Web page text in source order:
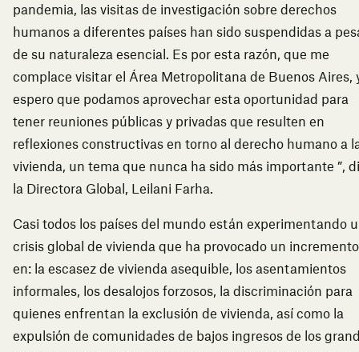
pandemia, las visitas de investigación sobre derechos
humanos a diferentes países han sido suspendidas a
de su naturaleza esencial. Es por esta razón, que me
complace visitar el Área Metropolitana de Buenos Aires,
espero que podamos aprovechar esta oportunidad para
tener reuniones públicas y privadas que resulten en
reflexiones constructivas en torno al derecho humano a
vivienda, un tema que nunca ha sido más importante ”,
la Directora Global, Leilani Farha.
Casi todos los países del mundo están experimentando
crisis global de vivienda que ha provocado un incremento
en: la escasez de vivienda asequible, los asentamientos
informales, los desalojos forzosos, la discriminación para
quienes enfrentan la exclusión de vivienda, así como la
expulsión de comunidades de bajos ingresos de los